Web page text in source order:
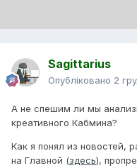
Sagittarius
Опубліковано 2
А не спешим ли мы
креативного Кабмина?
Как я понял из новостей,
на Главной (здесь),